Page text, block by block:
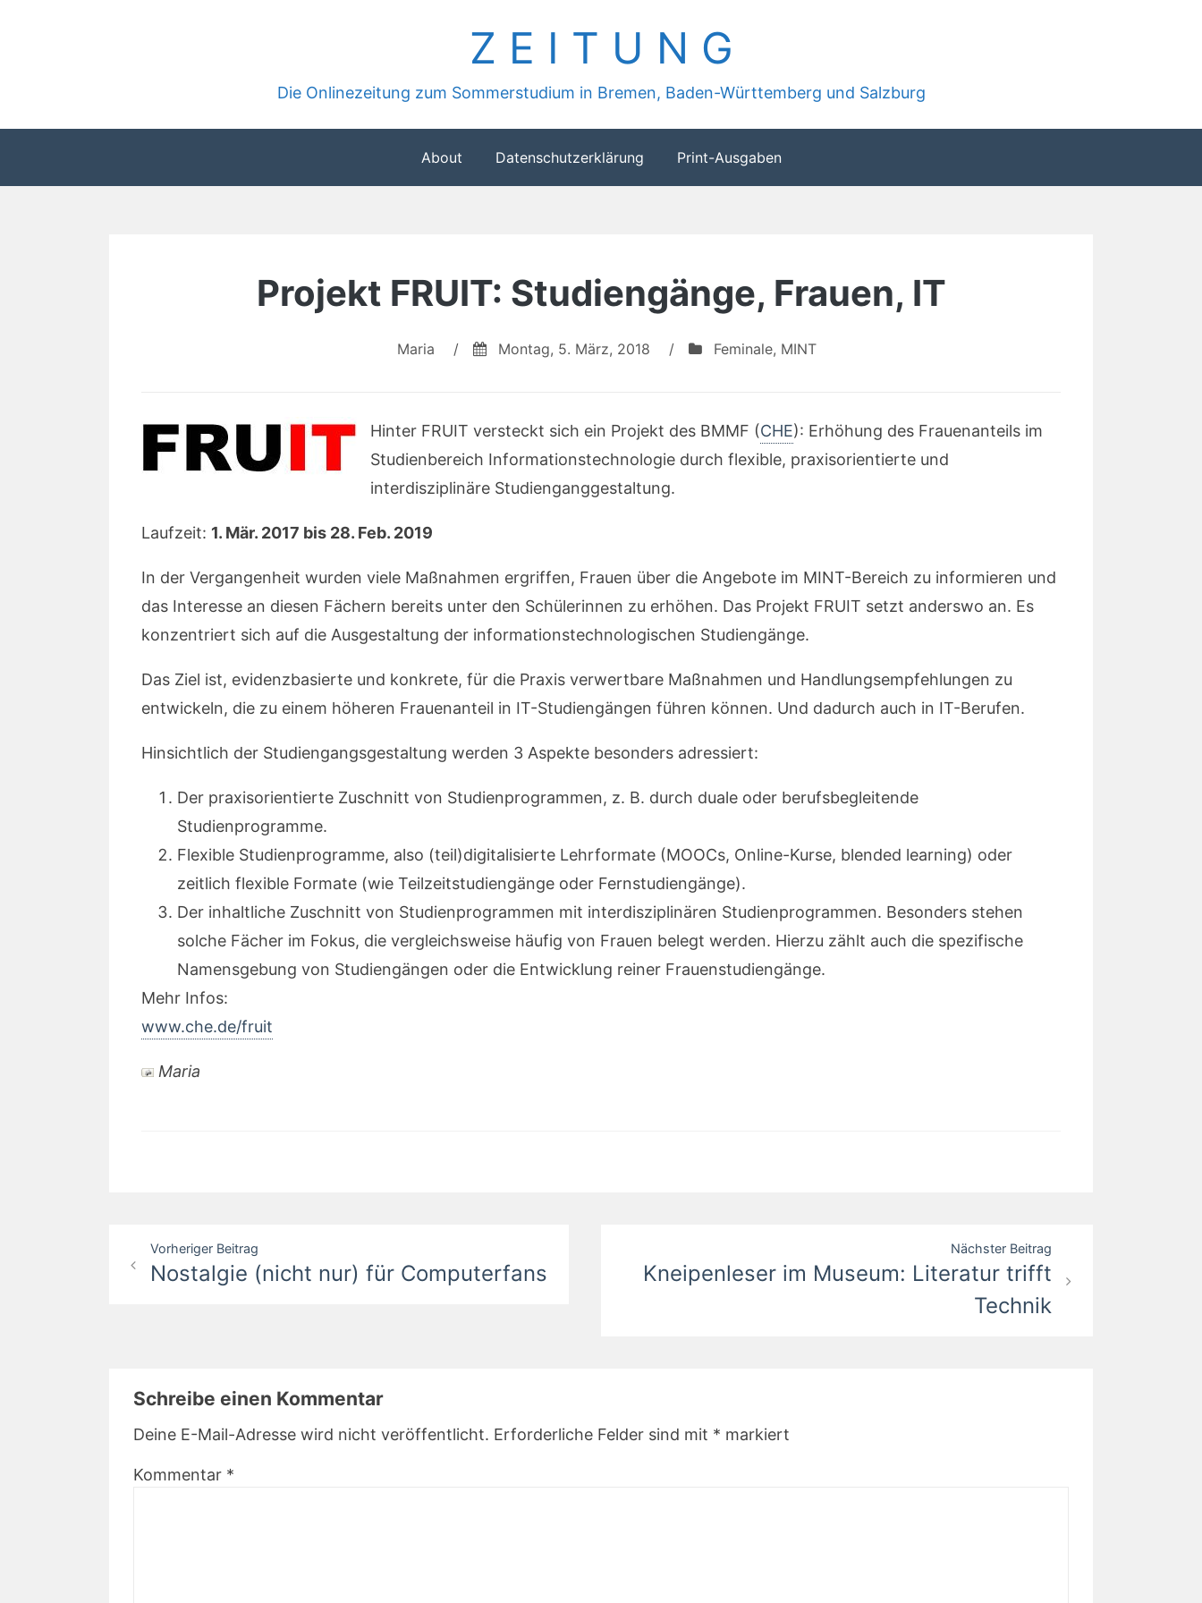
Z E I T U N G
Die Onlinezeitung zum Sommerstudium in Bremen, Baden-Württemberg und Salzburg
About Datenschutzerklärung Print-Ausgaben
Projekt FRUIT: Studiengänge, Frauen, IT
Maria / Montag, 5. März, 2018 / Feminale, MINT
Hinter FRUIT versteckt sich ein Projekt des BMMF (CHE): Erhöhung des Frauenanteils im
Studienbereich Informationstechnologie durch flexible, praxisorientierte und
interdisziplinäre Studienganggestaltung.
Laufzeit: 1. Mär. 2017 bis 28. Feb. 2019
In der Vergangenheit wurden viele Maßnahmen ergriffen, Frauen über die Angebote im MINT-Bereich zu informieren und
das Interesse an diesen Fächern bereits unter den Schülerinnen zu erhöhen. Das Projekt FRUIT setzt anderswo an. Es
konzentriert sich auf die Ausgestaltung der informationstechnologischen Studiengänge.
Das Ziel ist, evidenzbasierte und konkrete, für die Praxis verwertbare Maßnahmen und Handlungsempfehlungen zu
entwickeln, die zu einem höheren Frauenanteil in IT-Studiengängen führen können. Und dadurch auch in IT-Berufen.
Hinsichtlich der Studiengangsgestaltung werden 3 Aspekte besonders adressiert:
Der praxisorientierte Zuschnitt von Studienprogrammen, z. B. durch duale oder berufsbegleitende
Studienprogramme.
Flexible Studienprogramme, also (teil)digitalisierte Lehrformate (MOOCs, Online-Kurse, blended learning) oder
zeitlich flexible Formate (wie Teilzeitstudiengänge oder Fernstudiengänge).
Der inhaltliche Zuschnitt von Studienprogrammen mit interdisziplinären Studienprogrammen. Besonders stehen
solche Fächer im Fokus, die vergleichsweise häufig von Frauen belegt werden. Hierzu zählt auch die spezifische
Namensgebung von Studiengängen oder die Entwicklung reiner Frauenstudiengänge.
Mehr Infos:
www.che.de/fruit
Maria
Beitragsnavigation
Vorheriger Beitrag
Nostalgie (nicht nur) für Computerfans
Nächster Beitrag
Kneipenleser im Museum: Literatur trifft
Technik
Schreibe einen Kommentar
Deine E-Mail-Adresse wird nicht veröffentlicht. Erforderliche Felder sind mit * markiert
Kommentar *